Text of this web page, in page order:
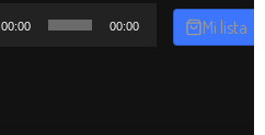
00:00 00:00 Mi lista